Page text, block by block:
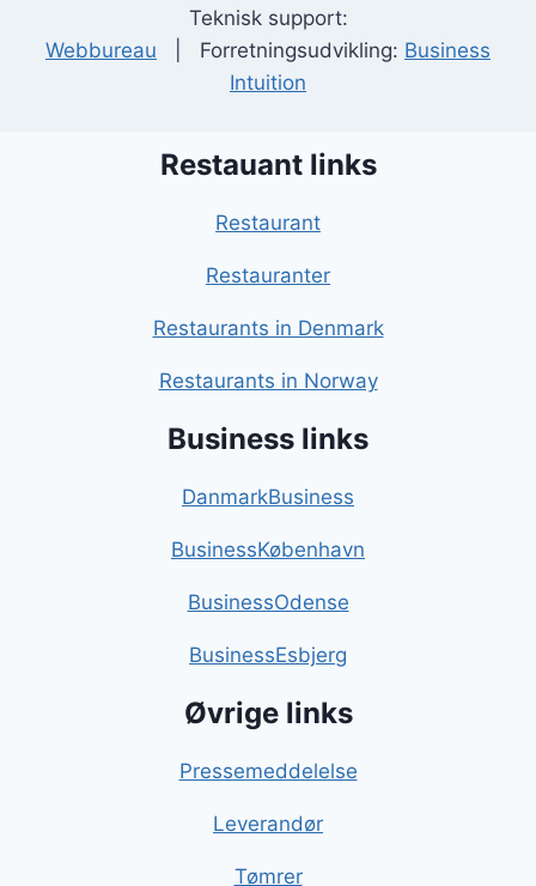
Teknisk support:
Webbureau | Forretningsudvikling: Business
Intuition
Restauant links
Restaurant
Restauranter
Restaurants in Denmark
Restaurants in Norway
Business links
DanmarkBusiness
BusinessKøbenhavn
BusinessOdense
BusinessEsbjerg
Øvrige links
Pressemeddelelse
Leverandør
Tømrer